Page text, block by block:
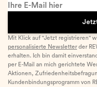
Ihre E-Mail hier
Mit Klick auf "Jetzt registrieren"
personalisierte Newsletter der
erhalten. Ich bin damit
per E-Mail an mich gerichtete
Aktionen,
Kundenbindungsprogramm von